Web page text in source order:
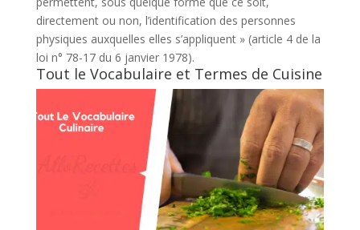
directement ou non, l’identification des personnes
physiques auxquelles elles s’appliquent » (article 4 de la
loi n° 78-17 du 6 janvier 1978).
Tout le Vocabulaire et Termes de Cuisine